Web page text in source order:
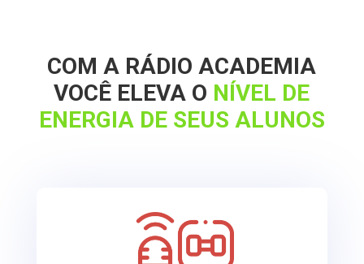
COM A RÁDIO ACADEMIA
VOCÊ ELEVA O NÍVEL DE
ENERGIA DE SEUS ALUNOS